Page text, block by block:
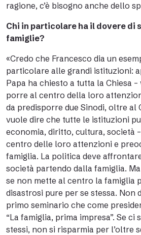
ragione, c’è bisogno anche dello
Chi in particolare ha il dovere di
famiglie?
«Credo che Francesco dia un
particolare alle grandi istituzioni:
Papa ha chiesto a tutta la Chiesa
porre al centro della loro
da predisporre due Sinodi, oltre al
vuole dire che tutte le istituzioni
economia, diritto, cultura, società
centro delle loro attenzioni e
famiglia. La politica deve
società partendo dalla famiglia.
se non mette al centro la famiglia
disastrosi pure per se stessa. Non
primo seminario che come
“La famiglia, prima impresa”. Se ci
stessi, non si risparmia per l’oltre